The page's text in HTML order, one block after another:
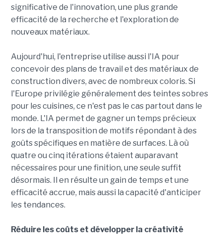
significative de l'innovation, une plus grande
efficacité de la recherche et l'exploration de
nouveaux matériaux.
Aujourd'hui, l'entreprise utilise aussi l'IA pour
concevoir des plans de travail et des matériaux de
construction divers, avec de nombreux coloris. Si
l'Europe privilégie généralement des teintes sobres
pour les cuisines, ce n'est pas le cas partout dans le
monde. L'IA permet de gagner un temps précieux
lors de la transposition de motifs répondant à des
goûts spécifiques en matière de surfaces. Là où
quatre ou cinq itérations étaient auparavant
nécessaires pour une finition, une seule suffit
désormais. Il en résulte un gain de temps et une
efficacité accrue, mais aussi la capacité d'anticiper
les tendances.
Réduire les coûts et développer la créativité